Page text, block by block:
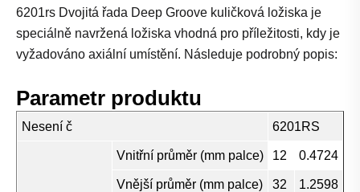
6201rs Dvojitá řada Deep Groove kuličková ložiska je
speciálně navržená ložiska vhodná pro příležitosti, kdy je
vyžadováno axiální umístění. Následuje podrobný popis:
Parametr produktu
Nesení č 6201RS
Vnitřní průměr (mm palce) 12 0.4724
Vnější průměr (mm palce) 32 1.2598